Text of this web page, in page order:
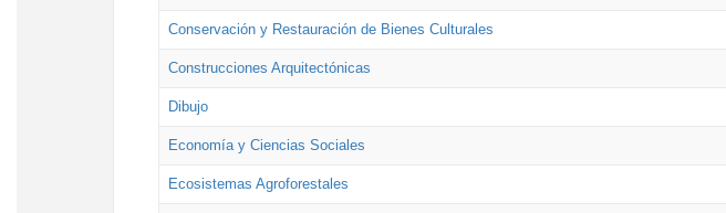
Conservación y Restauración de Bienes Culturales
Construcciones Arquitectónicas
Dibujo
Economía y Ciencias Sociales
Ecosistemas Agroforestales